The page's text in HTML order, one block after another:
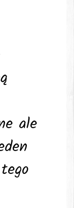
ale